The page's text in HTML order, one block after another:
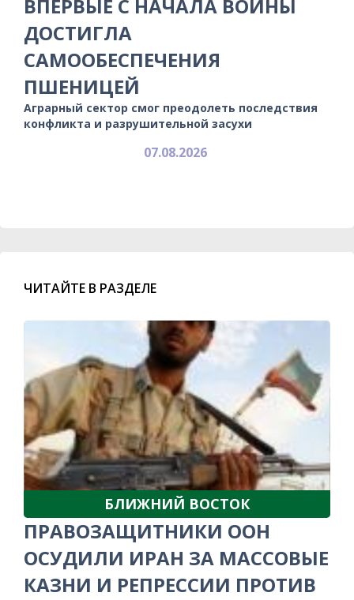
ВПЕРВЫЕ С НАЧАЛА ВОЙНЫ
ДОСТИГЛА
САМООБЕСПЕЧЕНИЯ
ПШЕНИЦЕЙ
Аграрный сектор смог преодолеть последствия
конфликта и разрушительной засухи
07.08.2026
ЧИТАЙТЕ В РАЗДЕЛЕ
БЛИЖНИЙ ВОСТОК
ПРАВОЗАЩИТНИКИ ООН
ОСУДИЛИ ИРАН ЗА МАССОВЫЕ
КАЗНИ И РЕПРЕССИИ ПРОТИВ